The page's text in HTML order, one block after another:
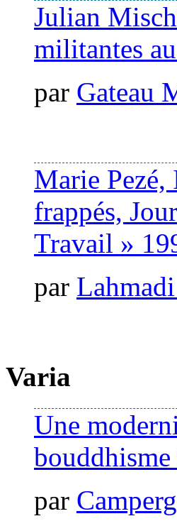
Julian
militantes
par Gateau
Marie Pezé,
frappés,
Travail »
par
Varia
Une
par